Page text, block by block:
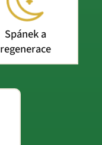
Spánek a
regenerace